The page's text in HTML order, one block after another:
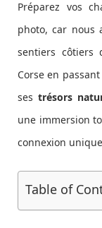
Préparez vos
photo, car nous
sentiers côtiers
Corse en
sestrésors
une immersion
connexion
Table of